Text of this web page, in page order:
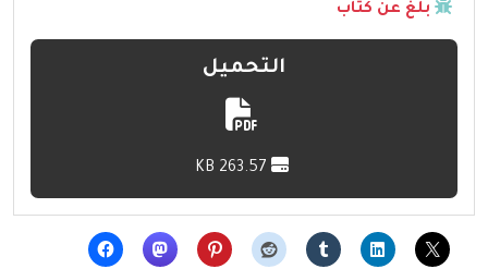
بلّغ عن كتاب
التحميل